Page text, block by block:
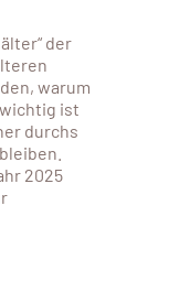
der
warum
ist
durchs
2025